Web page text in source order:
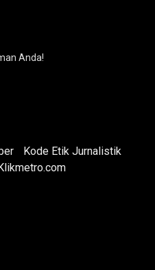
Anda!
Kode Etik Jurnalistik